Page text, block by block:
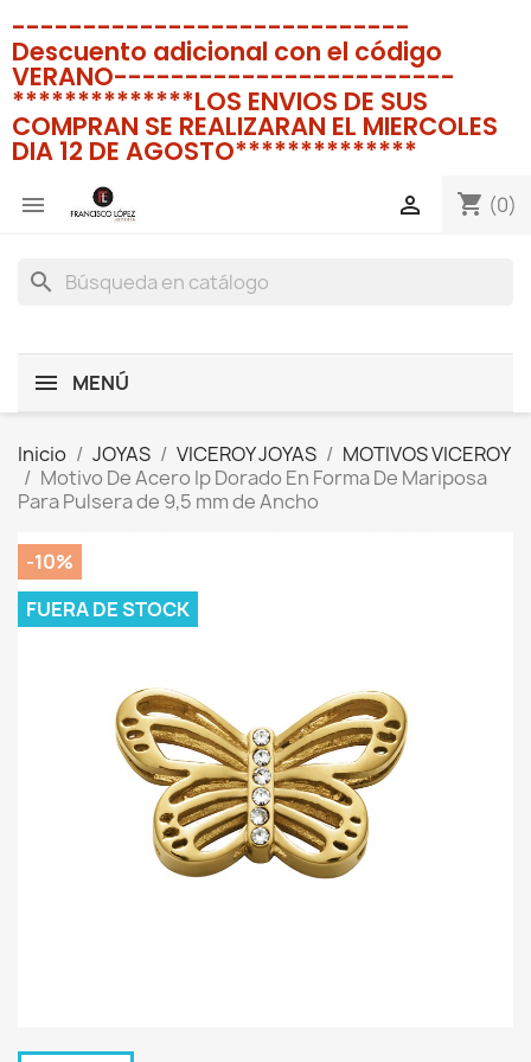
----------------------------
Descuento adicional con el código
VERANO------------------------
**************LOS ENVIOS DE SUS
COMPRAN SE REALIZARAN EL MIERCOLES
DIA 12 DE AGOSTO**************
 shopping_cart (0)

search
MENÚ
Inicio JOYAS VICEROY JOYAS
MOTIVOS VICEROY
Motivo De Acero Ip Dorado En Forma De Mariposa
Para Pulsera de 9,5 mm de Ancho
-10%
FUERA DE STOCK